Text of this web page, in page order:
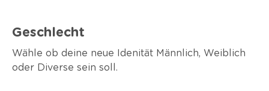
Geschlecht
Wähle ob deine neue Idenität Männlich, Weiblich
oder Diverse sein soll.